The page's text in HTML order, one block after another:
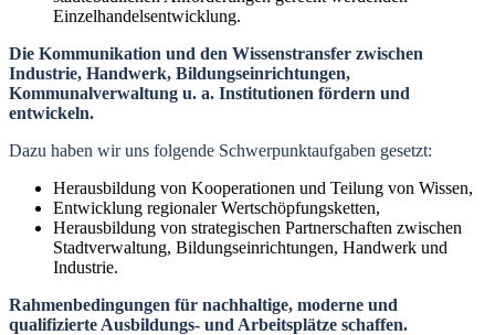
Einzelhandelsentwicklung.
Die Kommunikation und den Wissenstransfer zwischen
Industrie, Handwerk, Bildungseinrichtungen,
Kommunalverwaltung u. a. Institutionen fördern und
entwickeln.
Dazu haben wir uns folgende Schwerpunktaufgaben gesetzt:
Herausbildung von Kooperationen und Teilung von Wissen,
Entwicklung regionaler Wertschöpfungsketten,
Herausbildung von strategischen Partnerschaften zwischen
Stadtverwaltung, Bildungseinrichtungen, Handwerk und
Industrie.
Rahmenbedingungen für nachhaltige, moderne und
qualifizierte Ausbildungs- und Arbeitsplätze schaffen.